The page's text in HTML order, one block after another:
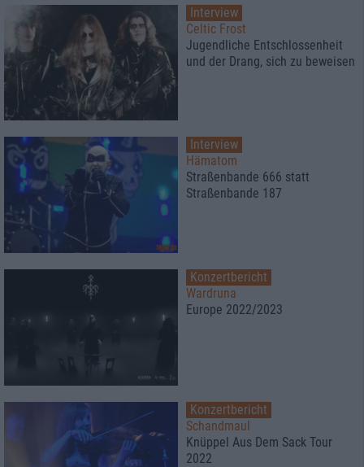
Interview
Celtic Frost
Jugendliche Entschlossenheit
und der Drang, sich zu beweisen
Interview
Hämatom
Straßenbande 666 statt
Straßenbande 187
Konzertbericht
Wardruna
Europe 2022/2023
Konzertbericht
Schandmaul
Knüppel Aus Dem Sack Tour
2022